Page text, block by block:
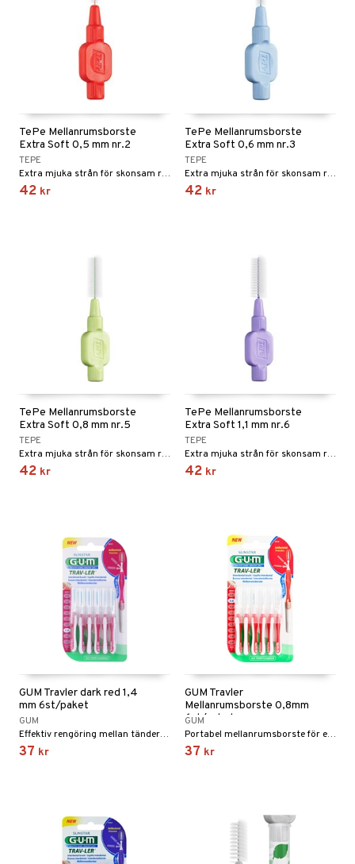
TePe Mellanrumsborste
Extra Soft 0,5 mm nr.2
TEPE
Extra mjuka strån för skonsam rengöring
42 kr
TePe Mellanrumsborste
Extra Soft 0,6 mm nr.3
TEPE
Extra mjuka strån för skonsam rengöring
42 kr
TePe Mellanrumsborste
Extra Soft 0,8 mm nr.5
TEPE
Extra mjuka strån för skonsam rengöring
42 kr
TePe Mellanrumsborste
Extra Soft 1,1 mm nr.6
TEPE
Extra mjuka strån för skonsam rengöring
42 kr
GUM Travler dark red 1,4
mm 6st/paket
GUM
Effektiv rengöring mellan tänderna
37 kr
GUM Travler
Mellanrumsborste 0,8mm
6st/paket
GUM
Portabel mellanrumsborste för effektiv rengöring mellan tänderna.
37 kr